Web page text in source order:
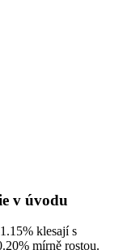
v úvodu
klesají s
mírně rostou.